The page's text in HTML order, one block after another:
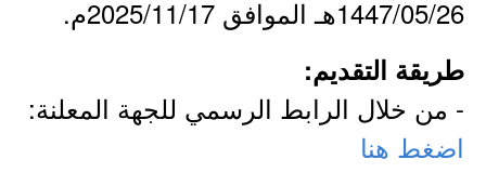
1447/05/26هـ الموافق 2025/11/17م.
طريقة التقديم:
- من خلال الرابط الرسمي للجهة المعلنة:
اضغط هنا